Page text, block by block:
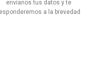
envianos tus datos y te
a la brevedad